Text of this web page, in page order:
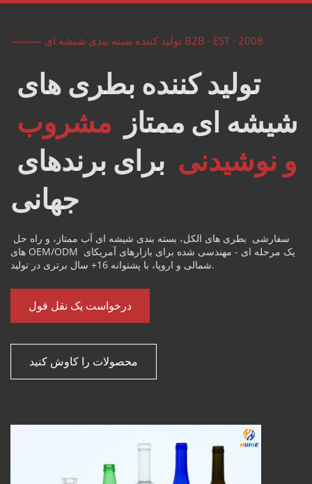
——— تولید کننده بسته بندی شیشه ای B2B · EST · 2008
شیشه ای ممتاز
و نوشیدنی
جهانی
سفارشی
های OEM/ODM یک مرحله ای - مهندسی شده برای بازارهای آمریکای
شمالی و اروپا، با پشتوانه 16+ سال برتری در تولید.
درخواست یک نقل قول
محصولات را کاوش کنید